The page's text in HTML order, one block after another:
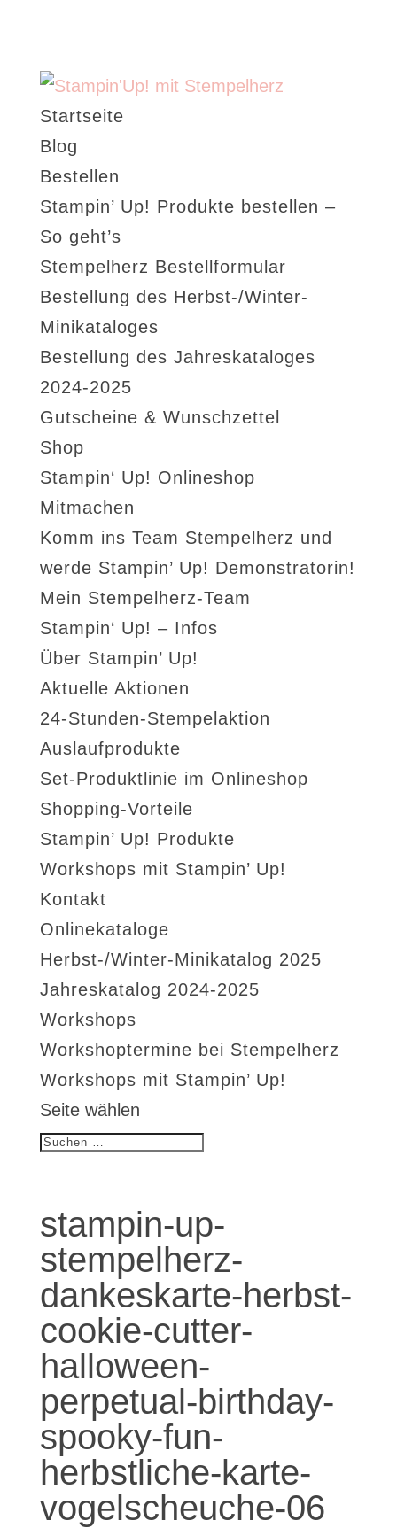
Startseite
Blog
Bestellen
Stampin’ Up! Produkte bestellen –
So geht’s
Stempelherz Bestellformular
Bestellung des Herbst-/Winter-
Minikataloges
Bestellung des Jahreskataloges
2024-2025
Gutscheine & Wunschzettel
Shop
Stampin‘ Up! Onlineshop
Mitmachen
Komm ins Team Stempelherz und
werde Stampin’ Up! Demonstratorin!
Mein Stempelherz-Team
Stampin‘ Up! – Infos
Über Stampin’ Up!
Aktuelle Aktionen
24-Stunden-Stempelaktion
Auslaufprodukte
Set-Produktlinie im Onlineshop
Shopping-Vorteile
Stampin’ Up! Produkte
Workshops mit Stampin’ Up!
Kontakt
Onlinekataloge
Herbst-/Winter-Minikatalog 2025
Jahreskatalog 2024-2025
Workshops
Workshoptermine bei Stempelherz
Workshops mit Stampin’ Up!
Seite wählen
stampin-up-
stempelherz-
dankeskarte-herbst-
cookie-cutter-
halloween-
perpetual-birthday-
spooky-fun-
herbstliche-karte-
vogelscheuche-06